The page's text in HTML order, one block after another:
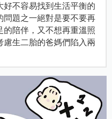
不容易找到生活平衡的
問題之一絕對是要不要再
陪伴，又不想再重溫照
慮生二胎的爸媽們陷入兩